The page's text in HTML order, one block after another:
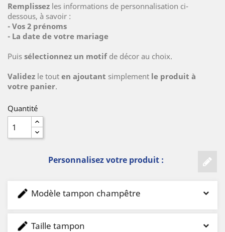
Remplissez les informations de personnalisation ci-
dessous, à savoir :
- Vos 2 prénoms
- La date de votre mariage
Puis sélectionnez un motif de décor au choix.
Validez le tout en ajoutant simplement le produit à
votre panier.
Quantité
Personnalisez votre produit :
Modèle tampon champêtre
Taille tampon